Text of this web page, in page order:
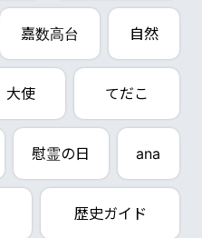
嘉数高台 自然
大使 てだこ
慰霊の日 ana
歴史ガイド